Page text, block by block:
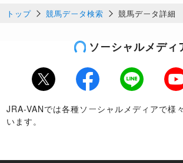
トップ 競馬データ検索 競馬データ詳細
ソーシャルメディ
Twitter Facebook LINE
JRA-VANでは各種ソーシャルメディアで様
います。